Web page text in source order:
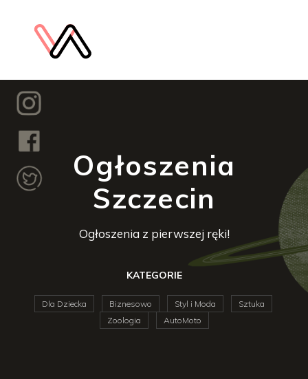
Ogłoszenia
Szczecin
Ogłoszenia z pierwszej ręki!
KATEGORIE
Dla Dziecka Biznesowo Styl i Moda
Sztuka
Zoologia
AutoMoto